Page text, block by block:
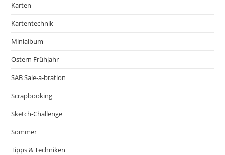
Karten
Kartentechnik
Minialbum
Ostern Frühjahr
SAB Sale-a-bration
Scrapbooking
Sketch-Challenge
Sommer
Tipps & Techniken